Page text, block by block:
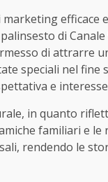
efficace
di Canale
di attrarre
speciali nel fine
e
in quanto
familiari e
rendendo le